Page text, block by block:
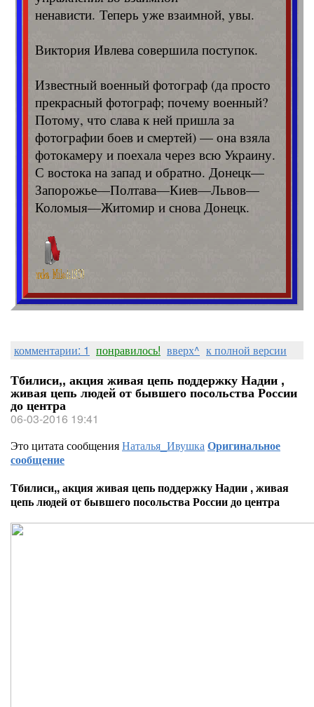
ненависти. Теперь уже взаимной, увы.
Виктория Ивлева совершила поступок.
Известный военный фотограф (да просто
прекрасный фотограф; почему военный?
Потому, что слава к ней пришла за
фотографии боев и смертей) — она взяла
фотокамеру и поехала через всю Украину.
С востока на запад и обратно. Донецк—
Запорожье—Полтава—Киев—Львов—
Коломыя—Житомир и снова Донецк.
[показать]
комментарии: 1 понравилось! вверх^ к полной версии
Тбилиси,, акция живая цепь поддержку Надии ,
живая цепь людей от бывшего посольства России
до центра
06-03-2016 19:41
Это цитата сообщенияНаталья_ИвушкаОригинальное
сообщение
Тбилиси,, акция живая цепь поддержку Надии , живая
цепь людей от бывшего посольства России до центра